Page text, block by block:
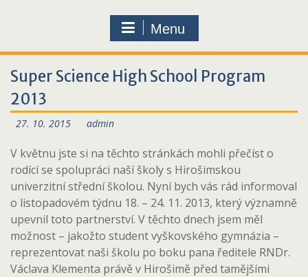
Menu
Super Science High School Program
2013
27. 10. 2015 admin
V květnu jste si na těchto stránkách mohli přečíst o
rodící se spolupráci naší školy s Hirošimskou
univerzitní střední školou. Nyní bych vás rád informoval
o listopadovém týdnu 18. – 24. 11. 2013, který významně
upevnil toto partnerství. V těchto dnech jsem měl
možnost – jakožto student vyškovského gymnázia –
reprezentovat naši školu po boku pana ředitele RNDr.
Václava Klementa právě v Hirošimě před tamějšími